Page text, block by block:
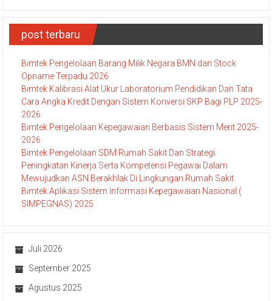
post terbaru
Bimtek Pengelolaan Barang Milik Negara BMN dan Stock
Opname Terpadu 2026
Bimtek Kalibrasi Alat Ukur Laboratorium Pendidikan Dan Tata
Cara Angka Kredit Dengan Sistem Konversi SKP Bagi PLP 2025-
2026
Bimtek Pengelolaan Kepegawaian Berbasis Sistem Merit 2025-
2026
Bimtek Pengelolaan SDM Rumah Sakit Dan Strategi
Peningkatan Kinerja Serta Kompetensi Pegawai Dalam
Mewujudkan ASN Berakhlak Di Lingkungan Rumah Sakit
Bimtek Aplikasi Sistem Informasi Kepegawaian Nasional (
SIMPEGNAS) 2025
Juli 2026
September 2025
Agustus 2025